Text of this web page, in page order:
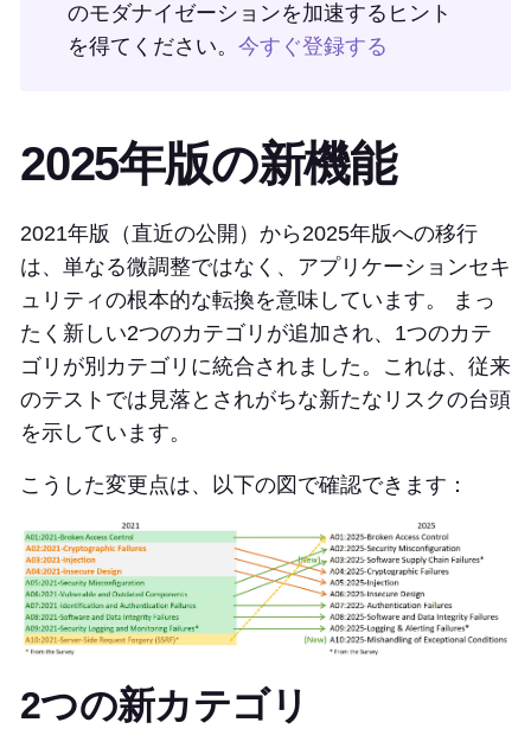
のモダナイゼーションを加速するヒント
を得てください。 今すぐ登録する
2025年版の新機能
2021年版（直近の公開）から2025年版への移行
は、単なる微調整ではなく、アプリケーションセキ
ュリティの根本的な転換を意味しています。 まっ
たく新しい2つのカテゴリが追加され、1つのカテ
ゴリが別カテゴリに統合されました。これは、従来
のテストでは見落とされがちな新たなリスクの台頭
を示しています。
こうした変更点は、以下の図で確認できます：
2つの新カテゴリ